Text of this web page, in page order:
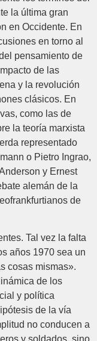
la última gran
en Occidente. En
en torno al
pensamiento de
de las
y la revolución
clásicos. En
como las de
la teoría marxista
representado
o Pietro Ingrao,
y Ernest
alemán de la
de
Tal vez la falta
años 1970 sea un
cosas mismas».
de los
y política
de la vía
no conducen a
y soldados, sino